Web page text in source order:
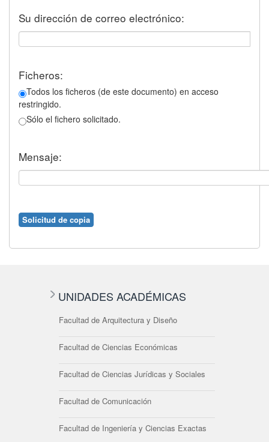
Su dirección de correo electrónico:
Ficheros:
Todos los ficheros (de este documento) en acceso
restringido.
Sólo el fichero solicitado.
Mensaje:
UNIDADES ACADÉMICAS
Facultad de Arquitectura y Diseño
Facultad de Ciencias Económicas
Facultad de Ciencias Jurídicas y Sociales
Facultad de Comunicación
Facultad de Ingeniería y Ciencias Exactas